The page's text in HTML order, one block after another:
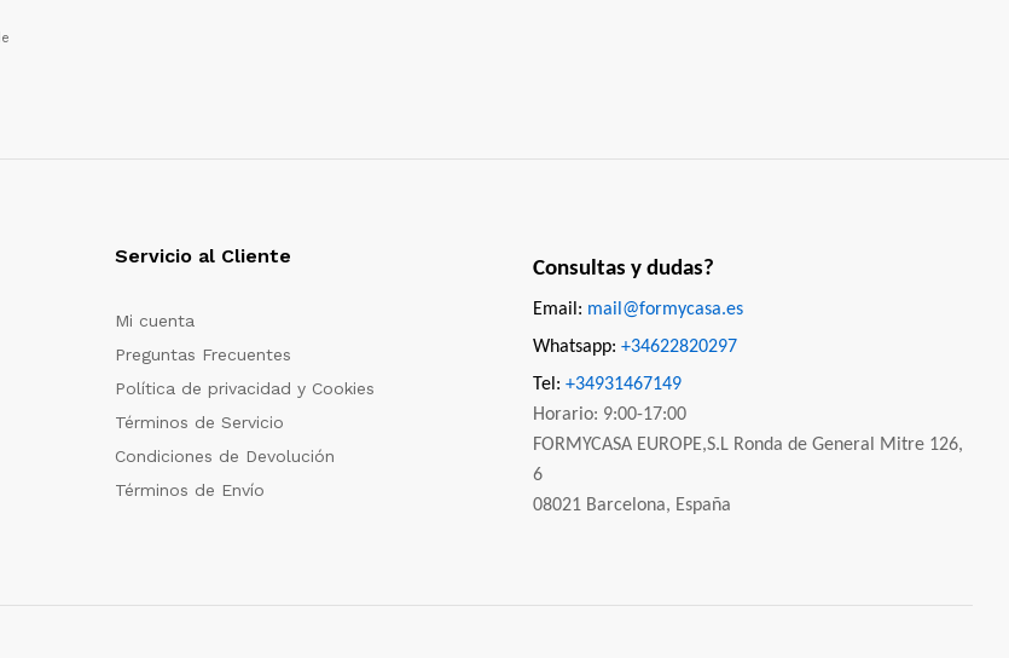
Servicio al Cliente
Mi cuenta
Preguntas Frecuentes
Política de privacidad y Cookies
Términos de Servicio
Condiciones de Devolución
Términos de Envío
Consultas y dudas?
Email: mail@formycasa.es
Whatsapp: +34622820297
Tel: +34931467149
Horario: 9:00-17:00
FORMYCASA EUROPE,S.L Ronda de General Mitre 126,
6
08021 Barcelona, España